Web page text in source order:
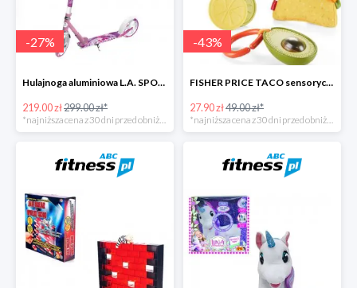
-27%
Hulajnoga aluminiowa L.A. SPORTS CITY
219.00 zł299.00 zł*
*najniższa cena z 30 dni przed obniżką
-43%
FISHER PRICE TACO sensoryczny zestaw zawieszek
27.90 zł49.00 zł*
*najniższa cena z 30 dni przed obniżką